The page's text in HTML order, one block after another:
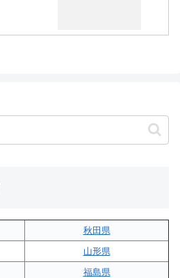
秋田県
山形県
福島県